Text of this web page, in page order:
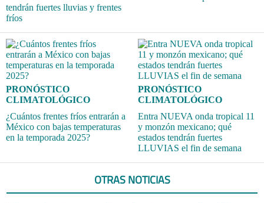
tendrán fuertes lluvias y frentes
fríos
PRONÓSTICO
CLIMATOLÓGICO
¿Cuántos frentes fríos entrarán a
México con bajas temperaturas
en la temporada 2025?
PRONÓSTICO
CLIMATOLÓGICO
Entra NUEVA onda tropical 11
y monzón mexicano; qué
estados tendrán fuertes
LLUVIAS el fin de semana
OTRAS NOTICIAS